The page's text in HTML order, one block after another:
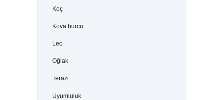
Koç
Kova burcu
Leo
Oğlak
Terazi
Uyumluluk